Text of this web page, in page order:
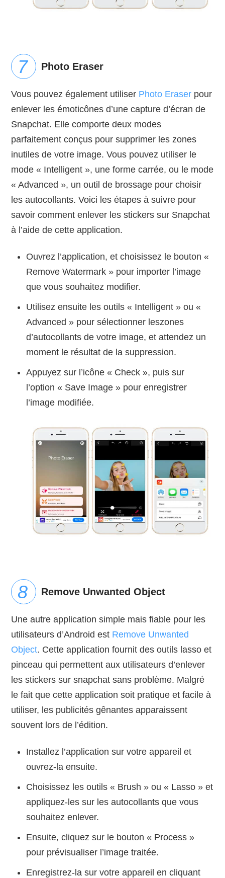
Photo Eraser
Vous pouvez également utiliser Photo Eraser pour
enlever les émoticônes d’une capture d’écran de
Snapchat. Elle comporte deux modes
parfaitement conçus pour supprimer les zones
inutiles de votre image. Vous pouvez utiliser le
mode « Intelligent », une forme carrée, ou le mode
« Advanced », un outil de brossage pour choisir
les autocollants. Voici les étapes à suivre pour
savoir comment enlever les stickers sur Snapchat
à l’aide de cette application.
Ouvrez l’application, et choisissez le bouton «
Remove Watermark » pour importer l’image
que vous souhaitez modifier.
Utilisez ensuite les outils « Intelligent » ou «
Advanced » pour sélectionner leszones
d’autocollants de votre image, et attendez un
moment le résultat de la suppression.
Appuyez sur l’icône « Check », puis sur
l’option « Save Image » pour enregistrer
l’image modifiée.
Remove Unwanted Object
Une autre application simple mais fiable pour les
utilisateurs d’Android est Remove Unwanted
Object. Cette application fournit des outils lasso et
pinceau qui permettent aux utilisateurs d’enlever
les stickers sur snapchat sans problème. Malgré
le fait que cette application soit pratique et facile à
utiliser, les publicités gênantes apparaissent
souvent lors de l’édition.
Installez l’application sur votre appareil et
ouvrez-la ensuite.
Choisissez les outils « Brush » ou « Lasso » et
appliquez-les sur les autocollants que vous
souhaitez enlever.
Ensuite, cliquez sur le bouton « Process »
pour prévisualiser l’image traitée.
Enregistrez-la sur votre appareil en cliquant